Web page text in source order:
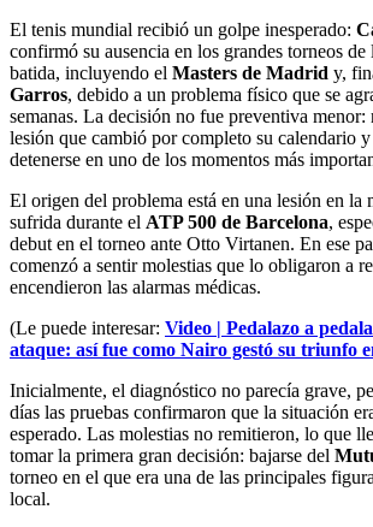
El tenis mundial recibió un golpe inesperado:
confirmó su ausencia en los grandes torneos de
batida, incluyendo el Masters de Madrid y,
Garros, debido a un problema físico que se
semanas. La decisión no fue preventiva menor:
lesión que cambió por completo su calendario
detenerse en uno de los momentos más
El origen del problema está en una lesión en la
sufrida durante el ATP 500 de Barcelona,
debut en el torneo ante Otto Virtanen. En ese
comenzó a sentir molestias que lo obligaron a
encendieron las alarmas médicas.
(Le puede interesar: Video | Pedalazo a
ataque: así fue como Nairo gestó su triunfo
Inicialmente, el diagnóstico no parecía grave,
días las pruebas confirmaron que la situación
esperado. Las molestias no remitieron, lo que
tomar la primera gran decisión: bajarse del
torneo en el que era una de las principales
local.